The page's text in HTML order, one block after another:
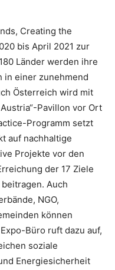
Creating the
bis April 2021 zur
Länder werden ihre
in einer zunehmend
Österreich wird mit
Pavillon vor Ort
Programm setzt
auf nachhaltige
Projekte vor den
der 17 Ziele
Auch
NGO,
können
Büro ruft dazu auf,
soziale
Energiesicherheit